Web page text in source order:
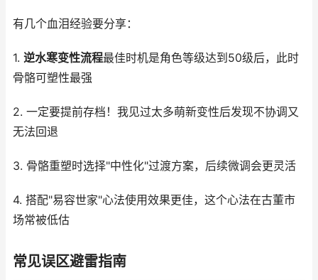
有几个血泪经验要分享：
1. 逆水寒变性流程最佳时机是角色等级达到50级后，此时
骨骼可塑性最强
2. 一定要提前存档！我见过太多萌新变性后发现不协调又
无法回退
3. 骨骼重塑时选择"中性化"过渡方案，后续微调会更灵活
4. 搭配"易容世家"心法使用效果更佳，这个心法在古董市
场常被低估
常见误区避雷指南